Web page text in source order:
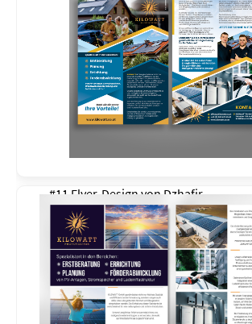
#11 Flyer-Design von Dzhafir